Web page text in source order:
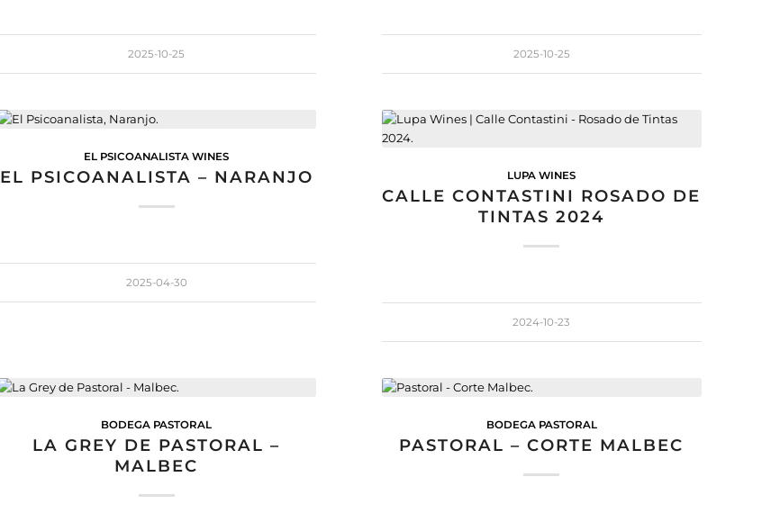
2025-10-25 2025-10-25
EL PSICOANALISTA WINES
EL PSICOANALISTA – NARANJO
2025-04-30
LUPA WINES
CALLE CONTASTINI ROSADO DE
TINTAS 2024
2024-10-23
BODEGA PASTORAL
LA GREY DE PASTORAL –
MALBEC
BODEGA PASTORAL
PASTORAL – CORTE MALBEC